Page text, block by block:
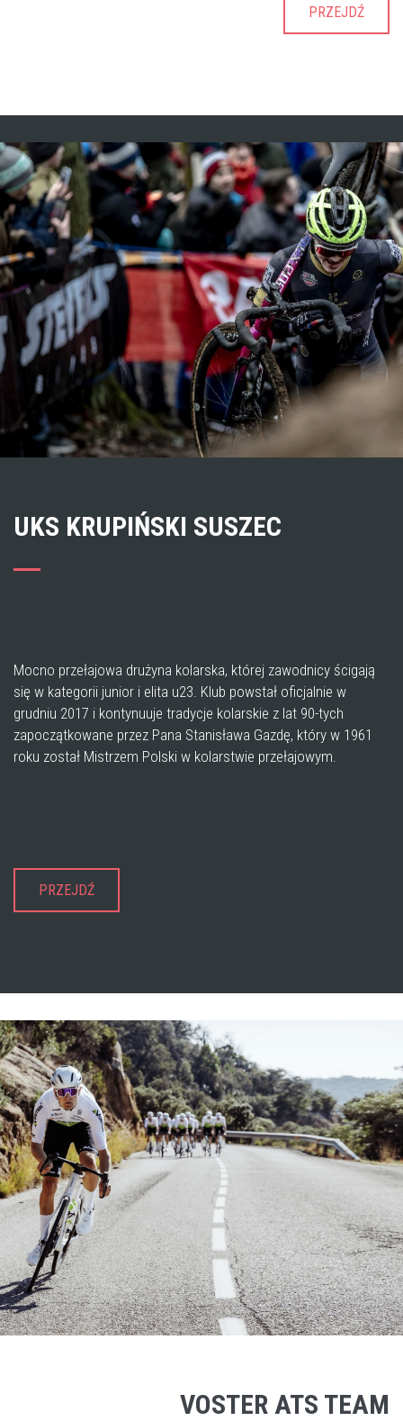
PRZEJDŹ
UKS KRUPIŃSKI SUSZEC
Mocno przełajowa drużyna kolarska, której zawodnicy ścigają
się w kategorii junior i elita u23. Klub powstał oficjalnie w
grudniu 2017 i kontynuuje tradycje kolarskie z lat 90-tych
zapoczątkowane przez Pana Stanisława Gazdę, który w 1961
roku został Mistrzem Polski w kolarstwie przełajowym.
PRZEJDŹ
VOSTER ATS TEAM